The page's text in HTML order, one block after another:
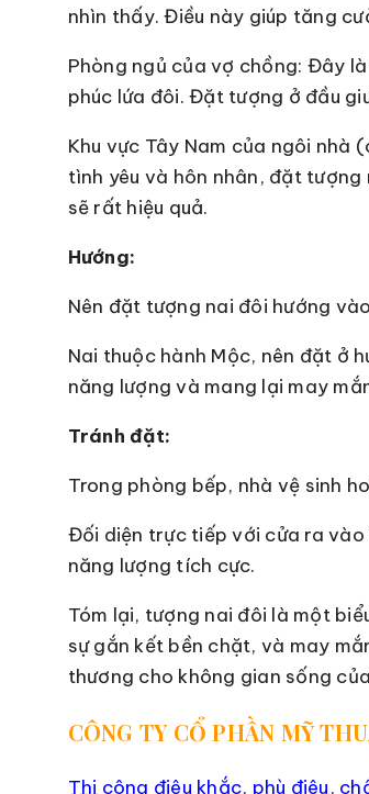
nhìn thấy. Điều này giúp tăng
Phòng ngủ của vợ chồng: Đây
phúc lứa đôi. Đặt tượng ở đầu
Khu vực Tây Nam của ngôi nhà
tình yêu và hôn nhân, đặt
sẽ rất hiệu quả.
Hướng:
Nên đặt tượng nai đôi hướng
Nai thuộc hành Mộc, nên đặt ở
năng lượng và mang lại may
Tránh đặt:
Trong phòng bếp, nhà vệ sinh
Đối diện trực tiếp với cửa ra
năng lượng tích cực.
Tóm lại, tượng nai đôi là một
sự gắn kết bền chặt, và may
thương cho không gian sống
CÔNG TY CỔ PHẦN MỸ
Thi công điêu khắc, phù điêu,